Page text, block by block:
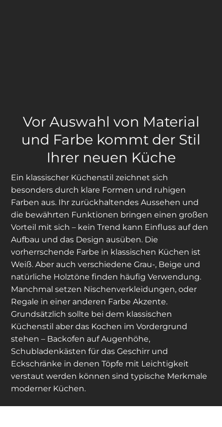
Vor Auswahl von Material
und Farbe kommt der Stil
Ihrer neuen Küche
Ein klassischer Küchenstil zeichnet sich
besonders durch klare Formen und ruhigen
Farben aus. Ihr zurückhaltendes Aussehen und
die bewährten Funktionen bringen einen großen
Vorteil mit sich – kein Trend kann Einfluss auf den
Aufbau und das Design ausüben. Die
vorherrschende Farbe in klassischen Küchen ist
Weiß. Aber auch verschiedene Grau-, Beige und
natürliche Holztöne finden häufig Verwendung.
Manchmal setzen Nischenverkleidungen, oder
Regale in einer anderen Farbe Akzente.
Grundsätzlich sollte bei dem klassischen
Küchenstil aber das Kochen im Vordergrund
stehen – Backofen auf Augenhöhe,
Schubladenkästen für das Geschirr und
Eckschränke in denen Töpfe mit Leichtigkeit
verstaut werden können sind typische Merkmale
moderner Küchen.